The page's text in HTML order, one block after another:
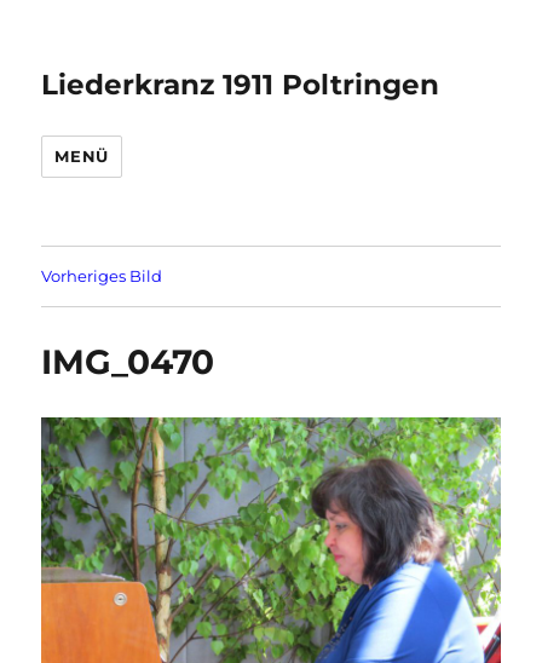
Liederkranz 1911 Poltringen
MENÜ
Vorheriges Bild
IMG_0470